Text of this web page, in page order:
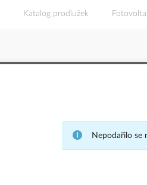
Katalog prodlužek
Nepodařilo se